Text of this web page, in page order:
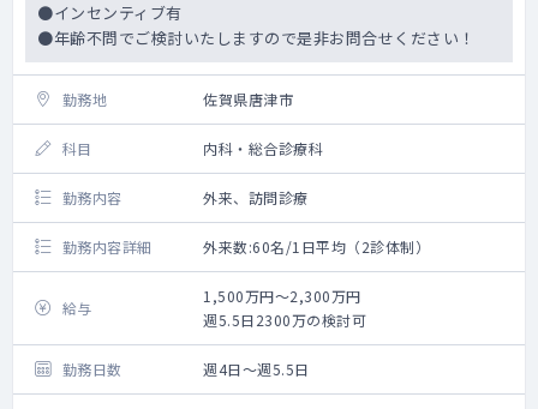
●インセンティブ有
●年齢不問でご検討いたしますので是非お問合せください！
勤務地 佐賀県唐津市
科目 内科・総合診療科
勤務内容 外来、訪問診療
勤務内容詳細 外来数:60名/1日平均（2診体制）
給与
1,500万円～2,300万円
週5.5日2300万の検討可
勤務日数 週4日～週5.5日